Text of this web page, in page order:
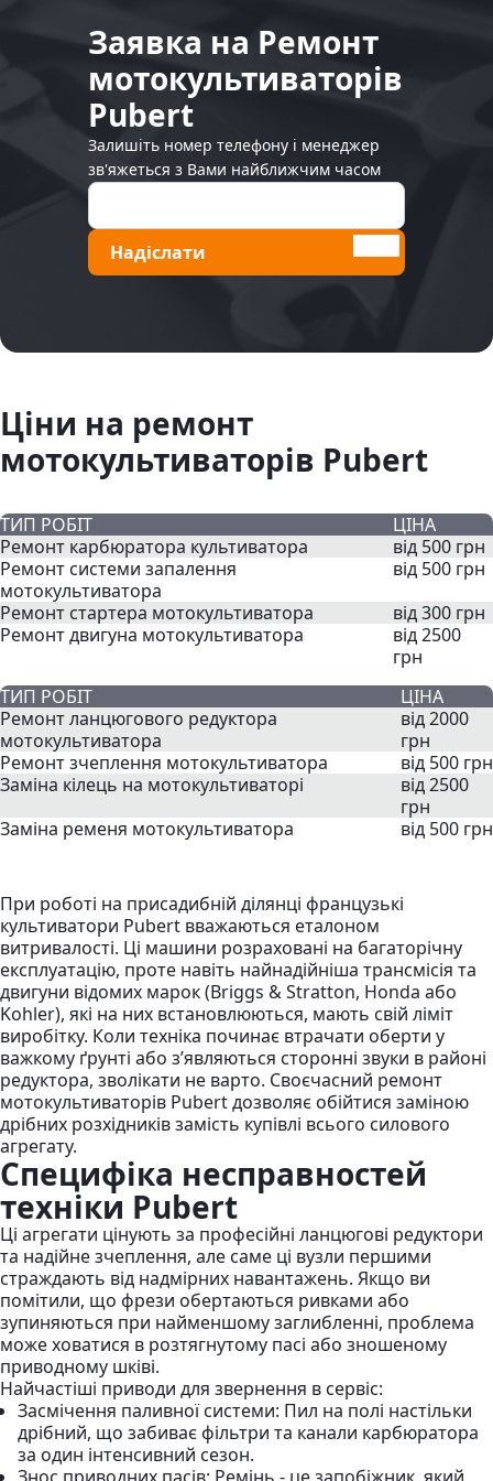
Заявка на Ремонт
мотокультиваторів
Pubert
Залишіть номер телефону і менеджер
зв'яжеться з Вами найближчим часом
Надіслати
Ціни на ремонт
мотокультиваторів Pubert
ТИП РОБІТ
ЦІНА
Ремонт карбюратора культиватора
від 500 грн
Ремонт системи запалення
мотокультиватора
від 500 грн
Ремонт стартера мотокультиватора
від 300 грн
Ремонт двигуна мотокультиватора
від 2500
грн
ТИП РОБІТ
ЦІНА
Ремонт ланцюгового редуктора
мотокультиватора
від 2000
грн
Ремонт зчеплення мотокультиватора
від 500 грн
Заміна кілець на мотокультиваторі
від 2500
грн
Заміна ременя мотокультиватора
від 500 грн
При роботі на присадибній ділянці французькі
культиватори Pubert вважаються еталоном
витривалості. Ці машини розраховані на багаторічну
експлуатацію, проте навіть найнадійніша трансмісія та
двигуни відомих марок (Briggs & Stratton, Honda або
Kohler), які на них встановлюються, мають свій ліміт
виробітку. Коли техніка починає втрачати оберти у
важкому ґрунті або з’являються сторонні звуки в районі
редуктора, зволікати не варто. Своєчасний ремонт
мотокультиваторів Pubert дозволяє обійтися заміною
дрібних розхідників замість купівлі всього силового
агрегату.
Специфіка несправностей
техніки Pubert
Ці агрегати цінують за професійні ланцюгові редуктори
та надійне зчеплення, але саме ці вузли першими
страждають від надмірних навантажень. Якщо ви
помітили, що фрези обертаються ривками або
зупиняються при найменшому заглибленні, проблема
може ховатися в розтягнутому пасі або зношеному
приводному шківі.
Найчастіші приводи для звернення в сервіс:
Засмічення паливної системи: Пил на полі настільки
дрібний, що забиває фільтри та канали карбюратора
за один інтенсивний сезон.